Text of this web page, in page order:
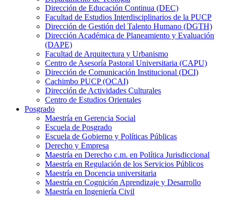
Dirección de Educación Continua (DEC)
Facultad de Estudios Interdisciplinarios de la PUCP
Dirección de Gestión del Talento Humano (DGTH)
Dirección Académica de Planeamiento y Evaluación
(DAPE)
Facultad de Arquitectura y Urbanismo
Centro de Asesoría Pastoral Universitaria (CAPU)
Dirección de Comunicación Institucional (DCI)
Cachimbo PUCP (OCAI)
Dirección de Actividades Culturales
Centro de Estudios Orientales
Posgrado
Maestría en Gerencia Social
Escuela de Posgrado
Escuela de Gobierno y Políticas Públicas
Derecho y Empresa
Maestría en Derecho c.m. en Política Jurisdiccional
Maestría en Regulación de los Servicios Públicos
Maestría en Docencia universitaria
Maestría en Cognición Aprendizaje y Desarrollo
Maestría en Ingeniería Civil